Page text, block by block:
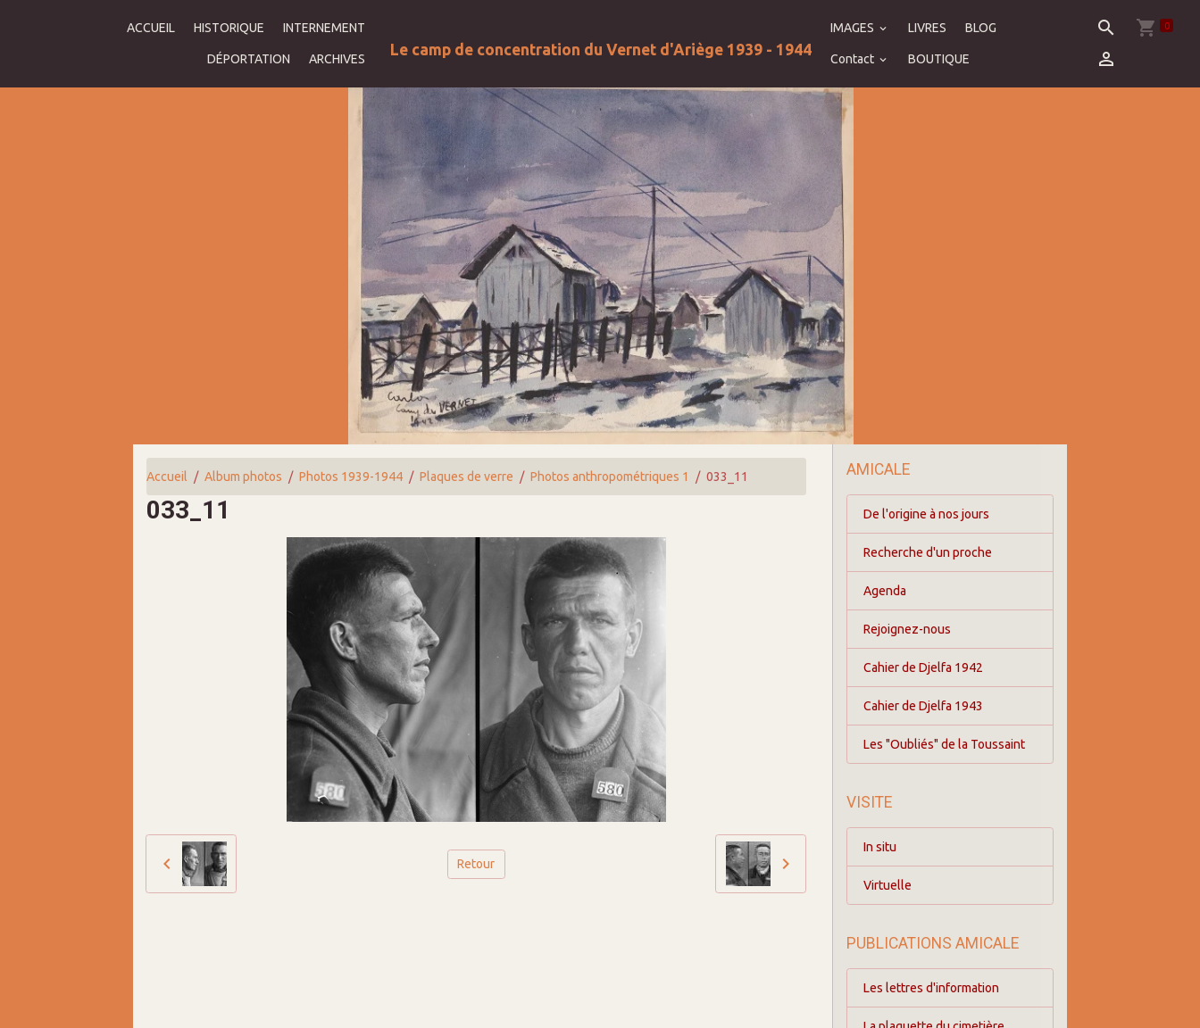
ACCUEIL HISTORIQUE INTERNEMENT
DÉPORTATION ARCHIVES
Le camp de concentration du Vernet d'Ariège 1939 - 1944
IMAGES LIVRES BLOG
Contact BOUTIQUE
0
Accueil Album photos Photos 1939-1944 Plaques de verre Photos anthropométriques 1 033_11
033_11
Retour
AMICALE
De l'origine à nos jours
Recherche d'un proche
Agenda
Rejoignez-nous
Cahier de Djelfa 1942
Cahier de Djelfa 1943
Les "Oubliés" de la Toussaint
VISITE
In situ
Virtuelle
PUBLICATIONS AMICALE
Les lettres d'information